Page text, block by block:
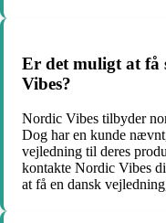
Er det muligt at få
Vibes?
Nordic Vibes tilbyder
Dog har en kunde
vejledning til deres
kontakte Nordic Vibes
at få en dansk